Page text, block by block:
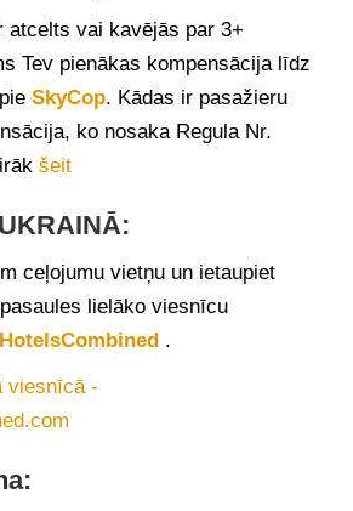
atcelts vai kavējās par 3+
Tev pienākas kompensācija līdz
SkyCop. Kādas ir pasažieru
ko nosaka Regula Nr.
šeit
ceļojumu vietņu un ietaupiet
lielāko viesnīcu
HotelsCombined .